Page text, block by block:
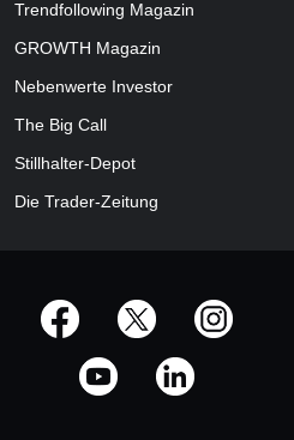
Trendfollowing Magazin
GROWTH Magazin
Nebenwerte Investor
The Big Call
Stillhalter-Depot
Die Trader-Zeitung
offizielle Social Media-Accounts